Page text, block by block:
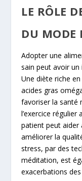
LE RÔLE
DU MODE
Adopter une
sain peut avoir
Une diète riche
acides gras
favoriser la santé
l’exercice
patient peut aider
améliorer la
stress, par des
méditation, est
exacerbations